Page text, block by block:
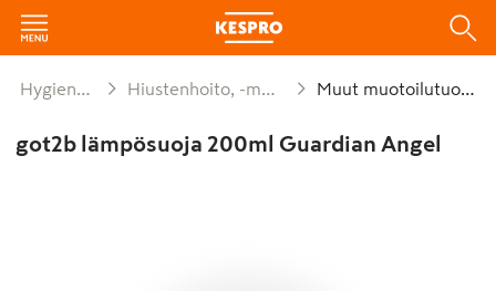
Hygienia ja siivous Hiustenhoito, -muotoilu ja -välineet Muut muotoilutuotteet
got2b lämpösuoja 200ml Guardian Angel